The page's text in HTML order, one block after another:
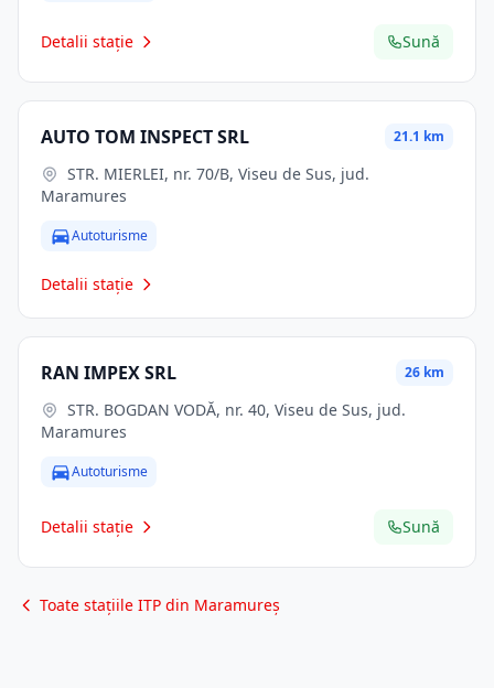
Detalii stație Sună
AUTO TOM INSPECT SRL 21.1 km
Maramures
Autoturisme
Detalii stație
RAN IMPEX SRL 26 km
Maramures
Autoturisme
Detalii stație Sună
Toate stațiile ITP din Maramureș